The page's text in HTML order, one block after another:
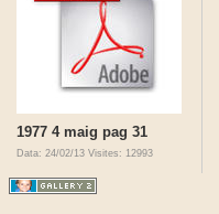
1977 4 maig pag 31
Data: 24/02/13 Visites: 12993